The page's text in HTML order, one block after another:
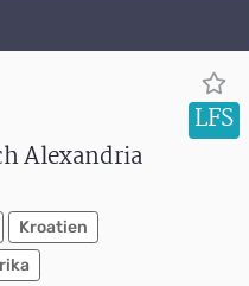
Alexandria
Kroatien
LFS